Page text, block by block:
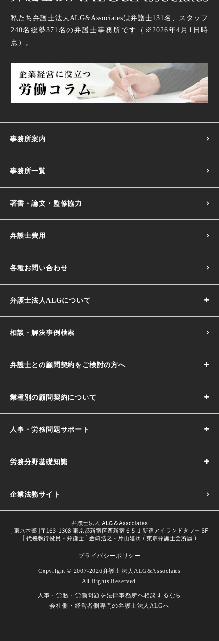
人事・労務・労働問題を法律事務所へ相談するなら
会社側・経営者側専門の弁護士法人ALGへ
私たち弁護士法人ALG&Associatesは弁護士131名、スタッフ
240名総勢371 名の弁護士事務所です（ ※2026年4月1日時
点 ）。
事務所案内
事務所一覧
著書・論文・監修協力
弁護士費用
各種お問い合わせ
弁護士法人ALGについて
相談・解決事例検索
弁護士との顧問契約をご検討の方へ
業種別の顧問契約について
人事・労務問題サポート
労務分野基礎知識
採用基準の決め方｜5つのポイントや注意点などわかりやす
試用期間とは｜解雇や期間の延長、注意点などを解説
労働者とは｜定義や関連する法律などをわかりやすく解説
目的や義務一覧・改正内容をわかり
企業法務サイト
プライバシーポリシー
Copyright © 2007-2026弁護士法人ALG&Associates
All Rights Reserved.